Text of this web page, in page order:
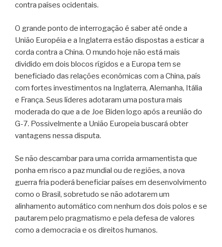
contra países ocidentais.
O grande ponto de interrogação é saber até onde a
União Européia e a Inglaterra estão dispostas a esticar a
corda contra a China. O mundo hoje não está mais
dividido em dois blocos rígidos e a Europa tem se
beneficiado das relações econômicas com a China, país
com fortes investimentos na Inglaterra, Alemanha, Itália
e França. Seus líderes adotaram uma postura mais
moderada do que a de Joe Biden logo após a reunião do
G-7. Possivelmente a União Europeia buscará obter
vantagens nessa disputa.
Se não descambar para uma corrida armamentista que
ponha em risco a paz mundial ou de regiões, a nova
guerra fria poderá beneficiar países em desenvolvimento
como o Brasil, sobretudo se não adotarem um
alinhamento automático com nenhum dos dois polos e se
pautarem pelo pragmatismo e pela defesa de valores
como a democracia e os direitos humanos.